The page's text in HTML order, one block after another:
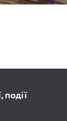
події